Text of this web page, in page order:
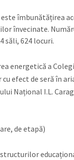
îmbunătățirea
învecinate.
săli, 624 locuri.
energetică a
efect de seră în
Național I.L.
de etapă)